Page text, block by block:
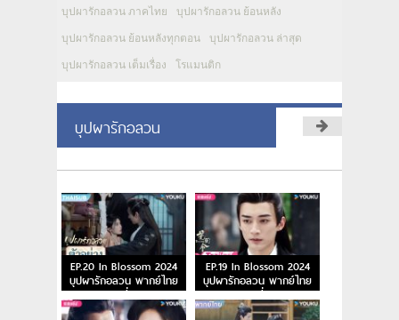
บุปผารักอลวน ภาคไทย บุปผารักอลวน ย้อนหลัง
บุปผารักอลวน ย้อนหลังทุกตอน บุปผารักอลวน ล่าสุด
บุปผารักอลวน เต็มเรื่อง โรแมนติก
บุปผารักอลวน
EP.20 In Blossom 2024
บุปผารักอลวน พากย์ไทย
ตอนที่ 20
EP.19 In Blossom 2024
บุปผารักอลวน พากย์ไทย
ตอนที่ 19